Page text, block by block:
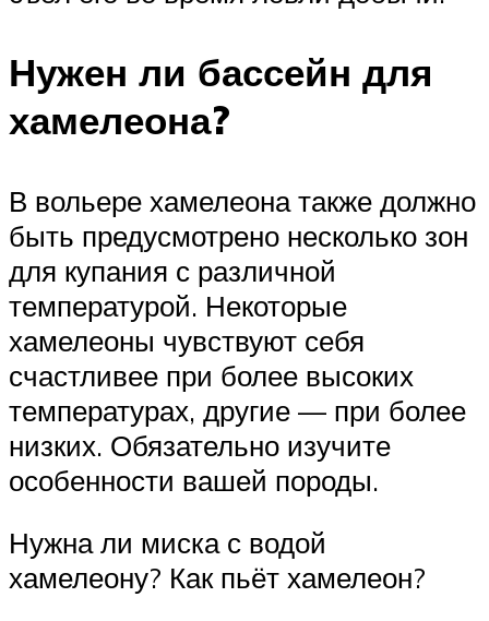
Нужен ли бассейн для
хамелеона?
В вольере хамелеона также должно
быть предусмотрено несколько зон
для купания с различной
температурой. Некоторые
хамелеоны чувствуют себя
счастливее при более высоких
температурах, другие — при более
низких. Обязательно изучите
особенности вашей породы.
Нужна ли миска с водой
хамелеону? Как пьёт хамелеон?